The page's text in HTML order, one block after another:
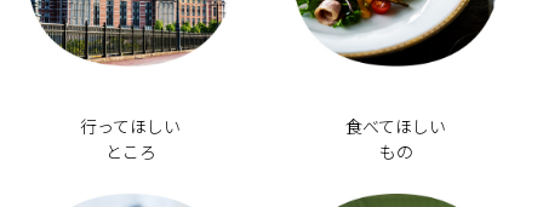
行ってほしい
ところ
食べてほしい
もの